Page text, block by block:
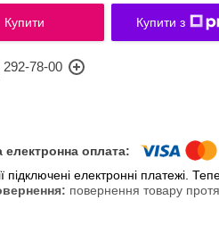
Купити Купити з
78-00
підключені електронні платежі.
повернення товару